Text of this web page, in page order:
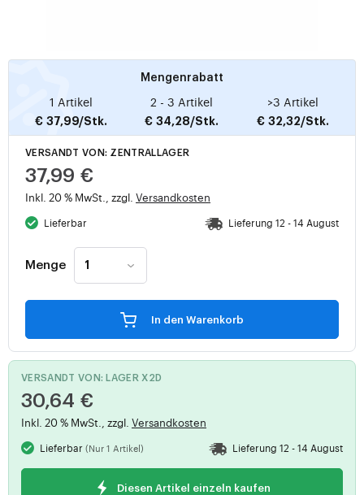
Mengenrabatt
1 Artikel
€ 37,99/Stk.
2 - 3 Artikel
€ 34,28/Stk.
>3 Artikel
€ 32,32/Stk.
VERSANDT VON: ZENTRALLAGER
37,99 €
Inkl. 20 % MwSt., zzgl. Versandkosten
Lieferbar Lieferung 12 - 14 August
Menge
In den Warenkorb
VERSANDT VON: LAGER X2D
30,64 €
Inkl. 20 % MwSt., zzgl. Versandkosten
Lieferbar(Nur 1 Artikel) Lieferung 12 - 14 August
Diesen Artikel einzeln kaufen